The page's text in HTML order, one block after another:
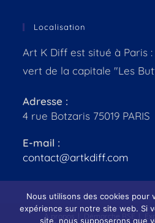
Localisation
Art K Diff est situé à Paris
vert de la capitale "Les
Adresse :
4 rue Botzaris 75019 PARIS
E-mail :
contact@artkdiff.com
À propos Démarche RSE
Nous utilisons des cookies pour
expérience sur notre site web. Si
site, nous supposerons que